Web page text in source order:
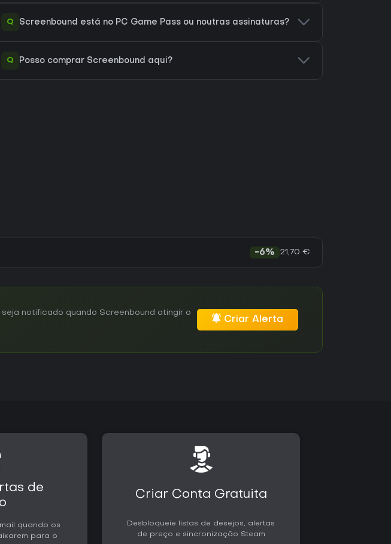
Q Screenbound está no PC Game Pass ou noutras assinaturas?
Q Posso comprar Screenbound aqui?
-6% 21,70 €
notificado quando Screenbound atingir o
Criar Alerta
de
quando os
para o
Criar Conta Gratuita
Desbloqueie listas de desejos, alertas
de preço e sincronização Steam